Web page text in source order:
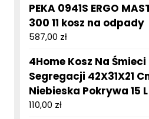
PEKA 0941S ERGO
300 11 kosz na odpady
587,00 zł
4Home Kosz Na Śmieci
Segregacji 42X31X21
Niebieska Pokrywa 15
110,00 zł